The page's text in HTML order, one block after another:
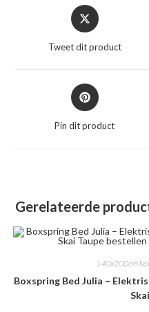
Opent
in
nieuw
Tweet dit product
Opent
in
nieuw
Pin dit product
Gerelateerde
140x200cm
Boxspring Bed Julia –